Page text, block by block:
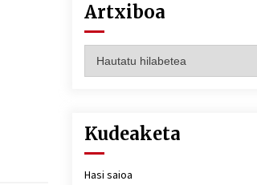
Artxiboa
Kudeaketa
Hasi saioa